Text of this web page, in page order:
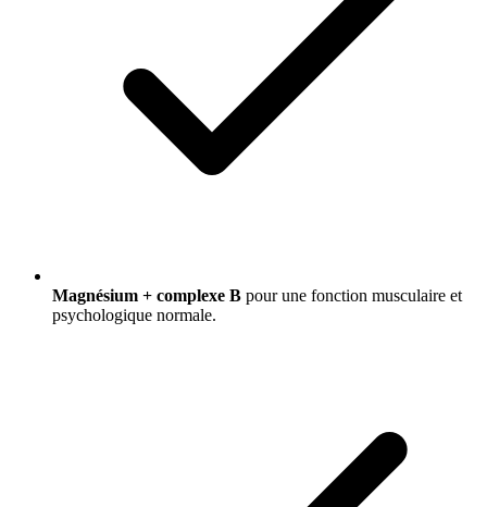
Magnésium + complexe B pour une fonction musculaire et
psychologique normale.